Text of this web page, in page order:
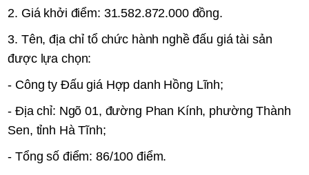
2. Giá khởi điểm: 31.582.872.000 đồng.
3. Tên, địa chỉ tổ chức hành nghề đấu giá tài sản
được lựa chọn:
- Công ty Đấu giá Hợp danh Hồng Lĩnh;
- Địa chỉ: Ngõ 01, đường Phan Kính, phường Thành
Sen, tỉnh Hà Tĩnh;
- Tổng số điểm: 86/100 điểm.